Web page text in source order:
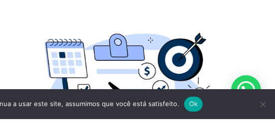
a usar este site, assumimos que você está satisfeito. Ok